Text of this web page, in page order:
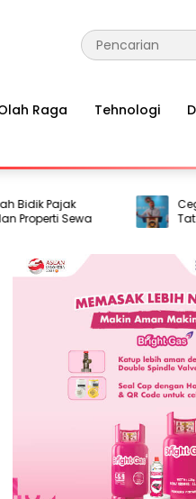
Raga Tehnologi
Pajak
Sewa
Cegah
Tata